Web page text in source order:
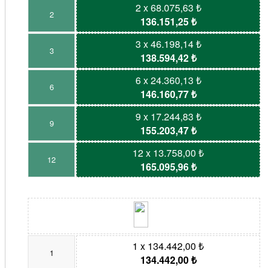
2
2 x 68.075,63 ₺
136.151,25 ₺
3
3 x 46.198,14 ₺
138.594,42 ₺
6
6 x 24.360,13 ₺
146.160,77 ₺
9
9 x 17.244,83 ₺
155.203,47 ₺
12
12 x 13.758,00 ₺
165.095,96 ₺
1
1 x 134.442,00 ₺
134.442,00 ₺